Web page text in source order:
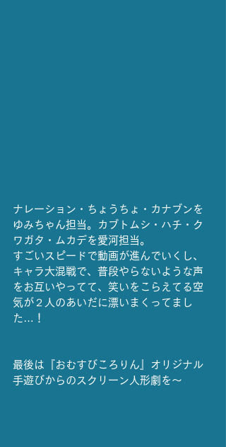
ナレーション・ちょうちょ・カナブンを
ゆみちゃん担当。カブトムシ・ハチ・ク
ワガタ・ムカデを愛河担当。
すごいスピードで動画が進んでいくし、
キャラ大混戦で、普段やらないような声
をお互いやってて、笑いをこらえてる空
気が２人のあいだに漂いまくってまし
た…！
最後は『おむすびころりん』オリジナル
手遊びからのスクリーン人形劇を〜